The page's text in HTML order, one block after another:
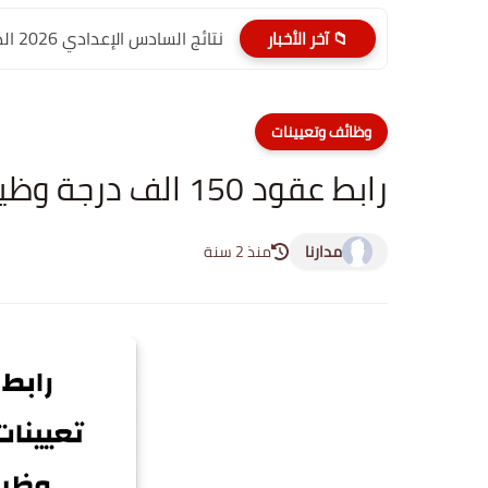
📁 آخر الأخبار نتائج السادس الإعدادي 2026 الدور الأول PDF الديوانية | موقع...
وظائف وتعيينات
رابط عقود 150 الف درجة وظيفية للمحافظة التالي
مدارنا منذ 2 سنة